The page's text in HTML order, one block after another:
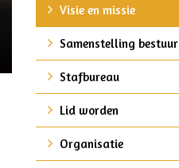
Visie en missie
Samenstelling bestuur
Stafbureau
Lid worden
Organisatie